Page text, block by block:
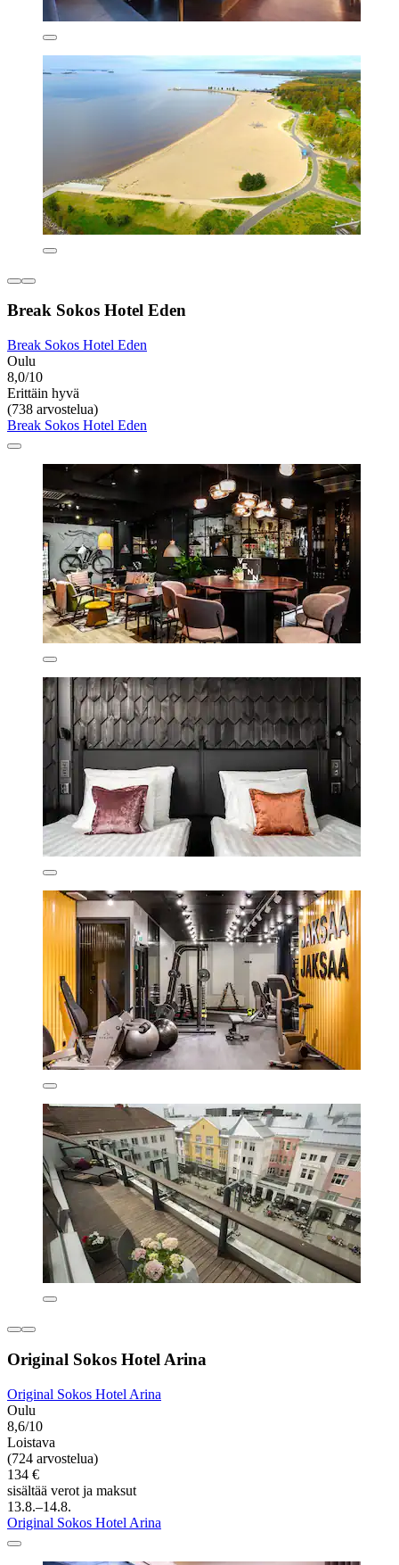
Break Sokos Hotel Eden
Break Sokos Hotel Eden
Oulu
8,0/10
Erittäin hyvä
(738 arvostelua)
Break Sokos Hotel Eden
Original Sokos Hotel Arina
Original Sokos Hotel Arina
Oulu
8,6/10
Loistava
(724 arvostelua)
134 €
sisältää verot ja maksut
13.8.–14.8.
Original Sokos Hotel Arina